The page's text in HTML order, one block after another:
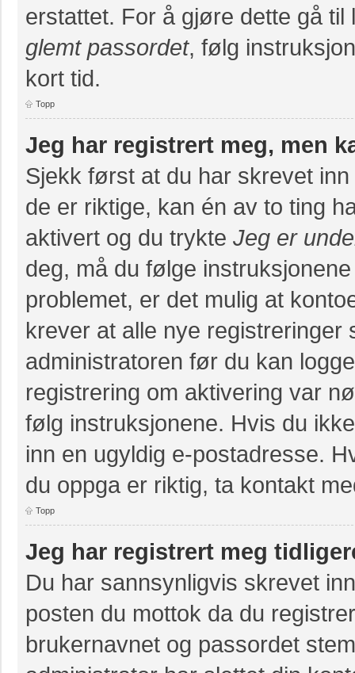
erstattet. For å gjøre dette gå
glemt passordet, følg
kort tid.
Topp
Jeg har registrert meg, men
Sjekk først at du har skrevet
de er riktige, kan én av to ting
aktivert og du trykte Jeg er
deg, må du følge
problemet, er det mulig at
krever at alle nye
administratoren før du kan
registrering om aktivering var
følg instruksjonene. Hvis du
inn en ugyldig e-postadresse.
du oppga er riktig, ta kontakt
Topp
Jeg har registrert meg
Du har sannsynligvis skrevet
posten du mottok da du
brukernavnet og passordet